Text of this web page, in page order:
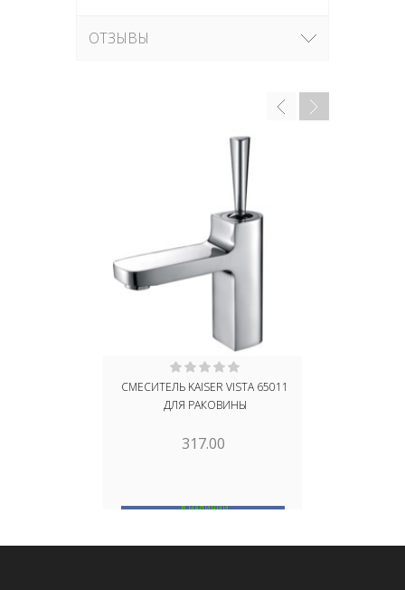
ОТЗЫВЫ
СМЕСИТЕЛЬ KAISER VISTA 65011
ДЛЯ РАКОВИНЫ
317.00
В НАЛИЧИИ